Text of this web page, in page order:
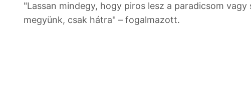
"Lassan mindegy, hogy piros lesz a paradicsom
megyünk, csak hátra" – fogalmazott.